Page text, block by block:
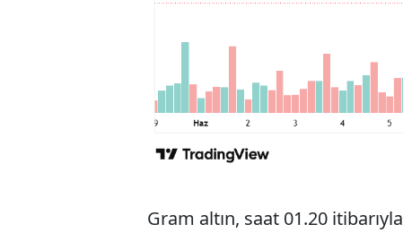
Gram altın, saat 01.20 itibarıyla